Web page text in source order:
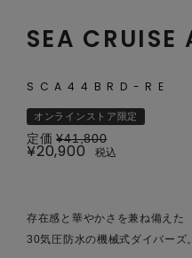
SEA
SCA44BRD-RE
オンラインストア限定
定価 ¥41,800
¥20,900 税込
存在感と華やかさを兼ね備えた
30気圧防水の機械式ダイバーズ。